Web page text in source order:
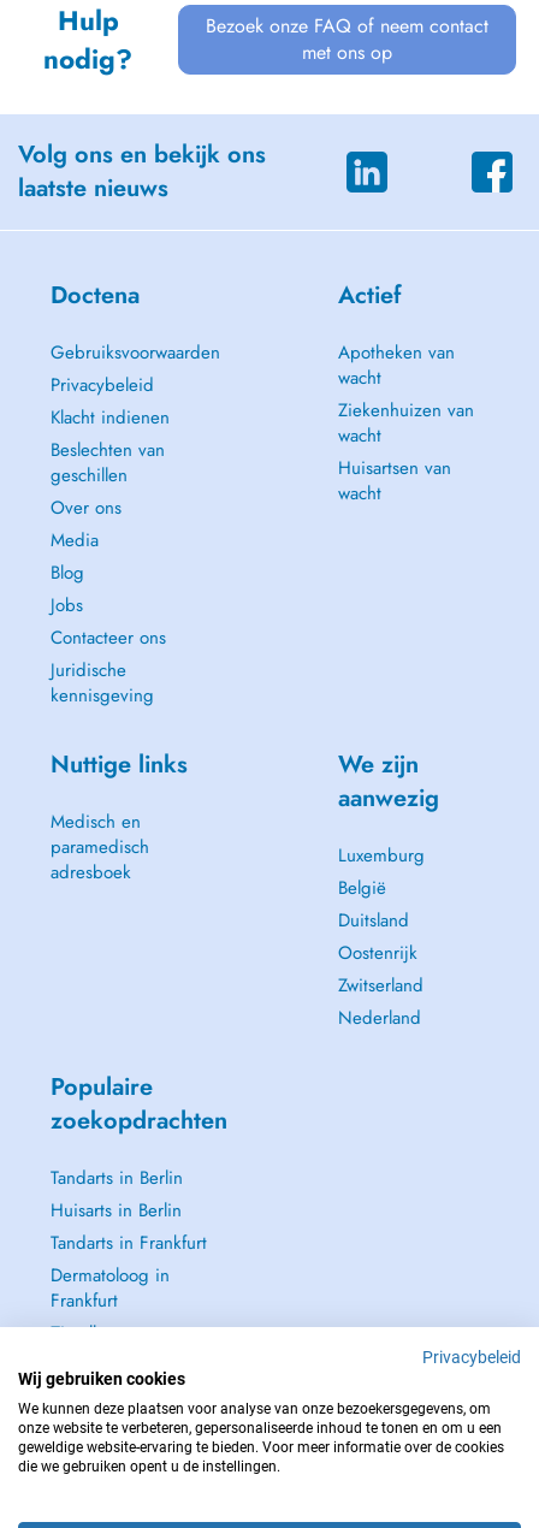
Hulp
nodig?
Bezoek onze FAQ of neem contact
met ons op
Volg ons en bekijk ons
laatste nieuws
Doctena
Gebruiksvoorwaarden
Privacybeleid
Klacht indienen
Beslechten van
geschillen
Over ons
Media
Blog
Jobs
Contacteer ons
Juridische
kennisgeving
Actief
Apotheken van
wacht
Ziekenhuizen van
wacht
Huisartsen van
wacht
Nuttige links
Medisch en
paramedisch
adresboek
We zijn
aanwezig
Luxemburg
België
Duitsland
Oostenrijk
Zwitserland
Nederland
Populaire
zoekopdrachten
Tandarts in Berlin
Huisarts in Berlin
Tandarts in Frankfurt
Dermatoloog in
Frankfurt
Zie alle →
NEEM IN GEVAL VAN NOOD CONTACT OP MET : 112
Privacybeleid
Wij gebruiken cookies
We kunnen deze plaatsen voor analyse van onze bezoekersgegevens, om
onze website te verbeteren, gepersonaliseerde inhoud te tonen en om u een
geweldige website-ervaring te bieden. Voor meer informatie over de cookies
die we gebruiken opent u de instellingen.